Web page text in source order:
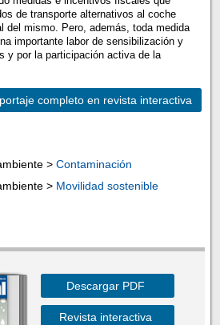
de transporte alternativos al coche
del mismo. Pero, además, toda medida
importante labor de sensibilización y
y por la participación activa de la
completo en revista interactiva
> Contaminación
> Movilidad sostenible
Descargar PDF
Revista interactiva